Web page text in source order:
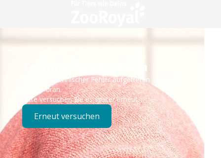
Technisches Problem
Es ist ein technischer Fehler aufgetreten – wir sind
bereits dran.
Bitte versuchen Sie es später erneut.
Erneut versuchen